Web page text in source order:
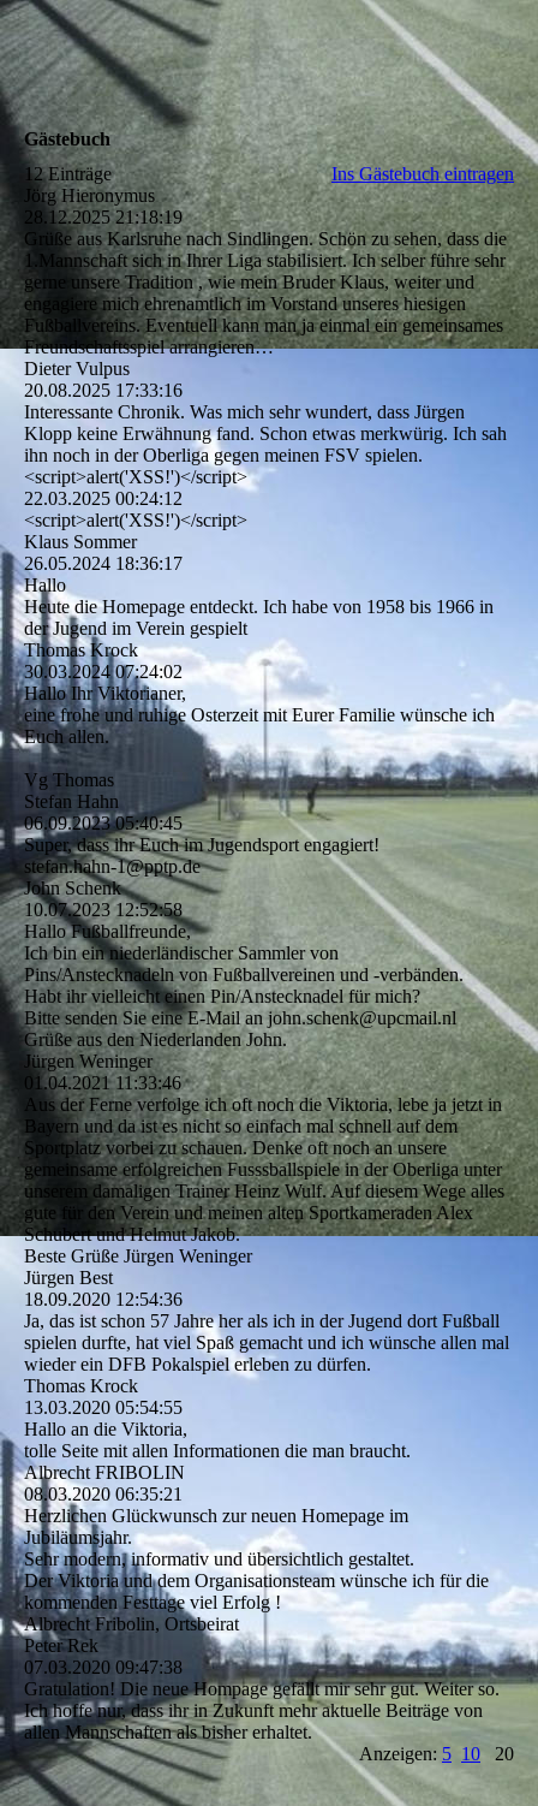
Gästebuch
12 Einträge
Ins Gästebuch eintragen
Jörg Hieronymus
28.12.2025 21:18:19
Grüße aus Karlsruhe nach Sindlingen. Schön zu sehen, dass die
1.Mannschaft sich in Ihrer Liga stabilisiert. Ich selber führe sehr
gerne unsere Tradition , wie mein Bruder Klaus, weiter und
engagiere mich ehrenamtlich im Vorstand unseres hiesigen
Fußballvereins. Eventuell kann man ja einmal ein gemeinsames
Freundschaftsspiel arrangieren…
Dieter Vulpus
20.08.2025 17:33:16
Interessante Chronik. Was mich sehr wundert, dass Jürgen
Klopp keine Erwähnung fand. Schon etwas merkwürig. Ich sah
ihn noch in der Oberliga gegen meinen FSV spielen.
<script>alert('XSS!')</script>
22.03.2025 00:24:12
<script>alert(­'XSS!­')­</­script>
Klaus Sommer
26.05.2024 18:36:17
Hallo
Heute die Homepage entdeckt. Ich habe von 1958 bis 1966 in
der Jugend im Verein gespielt
Thomas Krock
30.03.2024 07:24:02
Hallo Ihr Viktorianer,
eine frohe und ruhige Osterzeit mit Eurer Familie wünsche ich
Euch allen.
Vg Thomas
Stefan Hahn
06.09.2023 05:40:45
Super, dass ihr Euch im Jugendsport engagiert!
stefan.hahn-1@pptp.de
John Schenk
10.07.2023 12:52:58
Hallo Fußballfreunde,
Ich bin ein niederländischer Sammler von
Pins/Anstecknadeln von Fußballvereinen und -verbänden.
Habt ihr vielleicht einen Pin/Anstecknadel für mich?
Bitte senden Sie eine E-Mail an john.schenk@upcmail.nl
Grüße aus den Niederlanden John.
Jürgen Weninger
01.04.2021 11:33:46
Aus der Ferne verfolge ich oft noch die Viktoria, lebe ja jetzt in
Bayern und da ist es nicht so einfach mal schnell auf dem
Sportplatz vorbei zu schauen. Denke oft noch an unsere
gemeinsame erfolgreichen Fusssballspiele in der Oberliga unter
unserem damaligen Trainer Heinz Wulf. Auf diesem Wege alles
gute für den Verein und meinen alten Sportkameraden Alex
Schubert und Helmut Jakob.
Beste Grüße Jürgen Weninger
Jürgen Best
18.09.2020 12:54:36
Ja, das ist schon 57 Jahre her als ich in der Jugend dort Fußball
spielen durfte, hat viel Spaß gemacht und ich wünsche allen mal
wieder ein DFB Pokalspiel erleben zu dürfen.
Thomas Krock
13.03.2020 05:54:55
Hallo an die Viktoria,
tolle Seite mit allen Informationen die man braucht.
Albrecht FRIBOLIN
08.03.2020 06:35:21
Herzlichen Glückwunsch zur neuen Homepage im
Jubiläumsjahr.
Sehr modern, informativ und übersichtlich gestaltet.
Der Viktoria und dem Organisationsteam wünsche ich für die
kommenden Festtage viel Erfolg !
Albrecht Fribolin, Ortsbeirat
Peter Rek
07.03.2020 09:47:38
Gratulation! Die neue Hompage gefällt mir sehr gut. Weiter so.
Ich hoffe nur, dass ihr in Zukunft mehr aktuelle Beiträge von
allen Mannschaften als bisher erhaltet.
Anzeigen: 5 10 20